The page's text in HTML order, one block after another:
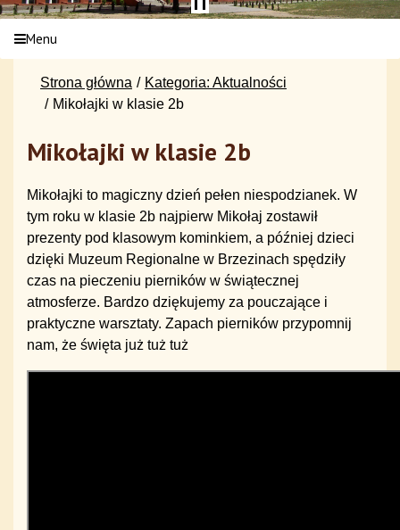
Menu
Strona główna
Kategoria: Aktualności
Mikołajki w klasie 2b
Mikołajki w klasie 2b
Mikołajki to magiczny dzień pełen niespodzianek. ‍W
tym roku w klasie 2b najpierw Mikołaj zostawił
prezenty pod klasowym kominkiem, a później dzieci
dzięki Muzeum Regionalne w Brzezinach spędziły
czas na pieczeniu pierników w świątecznej
atmosferze. Bardzo dziękujemy za pouczające i
praktyczne warsztaty. Zapach pierników przypomnij
nam, że święta już tuż tuż